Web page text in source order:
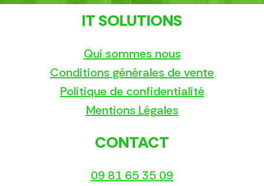
IT SOLUTIONS
Qui sommes nous
Conditions générales de vente
Politique de confidentialité
Mentions Légales
CONTACT
09 81 65 35 09